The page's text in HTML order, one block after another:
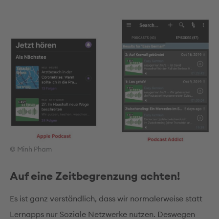
© Minh Pham
Auf eine Zeitbegrenzung achten!
Es ist ganz verständlich, dass wir normalerweise statt
Lernapps nur Soziale Netzwerke nutzen. Deswegen